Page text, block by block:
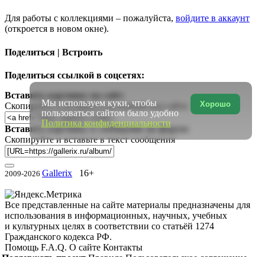
Для работы с коллекциями – пожалуйста, войдите в аккаунт
(откроется в новом окне).
Поделиться | Встроить
Поделиться ссылкой в соцсетях:
Вставить картинку на сайт:
Скопируйте и вставьте в исходный код сайта
Вставить картинку в сообщение на форум:
Скопируйте и вставьте в текст сообщения
2009-2026 Gallerix 16+
Все представленные на сайте материалы предназначены для
использования в информационных, научных, учебных
и культурных целях в соответствии со статьёй 1274
Гражданского кодекса РФ.
Помощь F.A.Q. О сайте Контакты
Хорошо
Мы используем куки, чтобы
пользоваться сайтом было удобно
Политика конфиденциальности